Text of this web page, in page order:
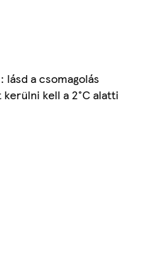
lásd a csomagolás
kell a 2°C alatti